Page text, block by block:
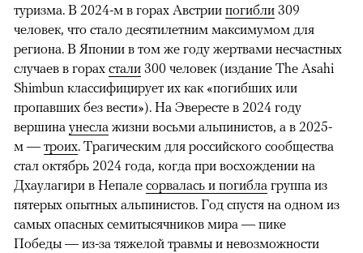
туризма. В 2024-м в горах Австрии погибли 309
человек, что стало десятилетним максимумом для
региона. В Японии в том же году жертвами несчастных
случаев в горах стали 300 человек (издание The Asahi
Shimbun классифицирует их как «погибших или
пропавших без вести»). На Эвересте в 2024 году
вершина унесла жизни восьми альпинистов, а в 2025-
м — троих. Трагическим для российского сообщества
стал октябрь 2024 года, когда при восхождении на
Дхаулагири в Непале сорвалась и погибла группа из
пятерых опытных альпинистов. Год спустя на одном из
самых опасных семитысячников мира — пике
Победы — из-за тяжелой травмы и невозможности